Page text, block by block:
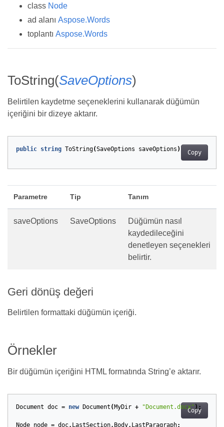
class Node
ad alanı Aspose.Words
toplantı Aspose.Words
ToString(SaveOptions)
Belirtilen kaydetme seçeneklerini kullanarak düğümün
içeriğini bir dizeye aktarır.
Copy
public string ToString(SaveOptions saveOptions )
Parametre Tip Tanım
saveOptions SaveOptions
Düğümün nasıl
kaydedileceğini
denetleyen seçenekleri
belirtir.
Geri dönüş değeri
Belirtilen formattaki düğümün içeriği.
Örnekler
Bir düğümün içeriğini HTML formatında String’e aktarır.
Copy
Document doc = new Document ( MyDir + "Document.docx" );
Node node = doc. LastSection. Body. LastParagraph;